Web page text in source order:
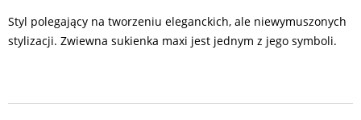
Styl polegający na tworzeniu eleganckich, ale niewymuszonych
stylizacji. Zwiewna sukienka maxi jest jednym z jego symboli.